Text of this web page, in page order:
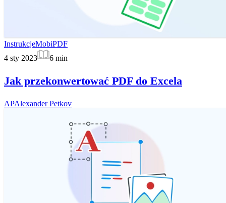
InstrukcjeMobiPDF
4 sty 2023
6 min
Jak przekonwertować PDF do Excela
APAlexander Petkov